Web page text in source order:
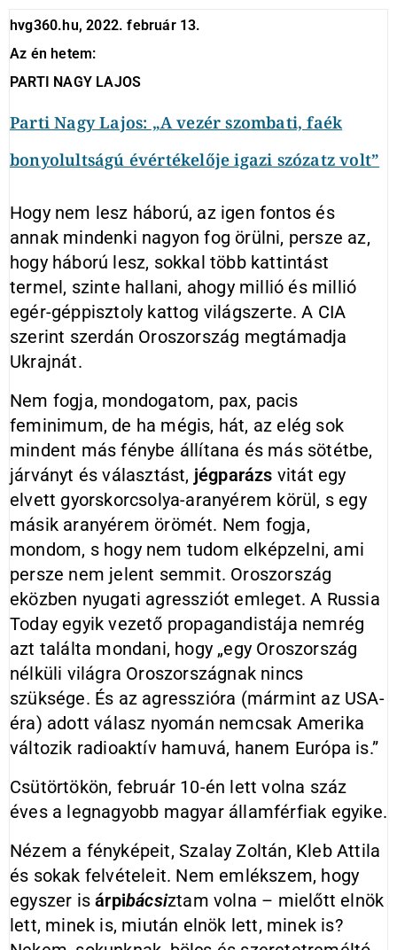
hvg360.hu, 2022. február 13.
Az én hetem:
PARTI NAGY LAJOS
Parti Nagy Lajos: „A vezér szombati, faék
bonyolultságú évértékelője igazi szózatz volt”
Hogy nem lesz háború, az igen fontos és
annak mindenki nagyon fog örülni, persze az,
hogy háború lesz, sokkal több kattintást
termel, szinte hallani, ahogy millió és millió
egér-géppisztoly kattog világszerte. A CIA
szerint szerdán Oroszország megtámadja
Ukrajnát.
Nem fogja, mondogatom, pax, pacis
feminimum, de ha mégis, hát, az elég sok
mindent más fénybe állítana és más sötétbe,
járványt és választást, jégparázs vitát egy
elvett gyorskorcsolya-aranyérem körül, s egy
másik aranyérem örömét. Nem fogja,
mondom, s hogy nem tudom elképzelni, ami
persze nem jelent semmit. Oroszország
eközben nyugati agressziót emleget. A Russia
Today egyik vezető propagandistája nemrég
azt találta mondani, hogy „egy Oroszország
nélküli világra Oroszországnak nincs
szüksége. És az agresszióra (mármint az USA-
éra) adott válasz nyomán nemcsak Amerika
változik radioaktív hamuvá, hanem Európa is.”
Csütörtökön, február 10-én lett volna száz
éves a legnagyobb magyar államférfiak egyike.
Nézem a fényképeit, Szalay Zoltán, Kleb Attila
és sokak felvételeit. Nem emlékszem, hogy
egyszer isárpibácsiztam volna – mielőtt elnök
lett, minek is, miután elnök lett, minek is?